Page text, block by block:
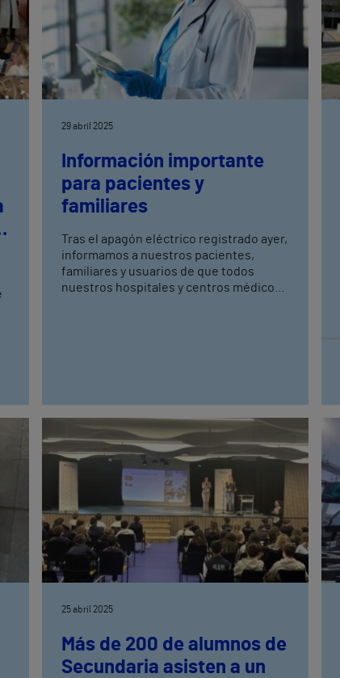
29 abril 2025
Información importante
para pacientes y
familiares
Tras el apagón eléctrico registrado ayer,
informamos a nuestros pacientes,
familiares y usuarios de que todos
nuestros hospitales y centros médicos
25 abril 2025
Más de 200 de alumnos de
Secundaria asisten a un